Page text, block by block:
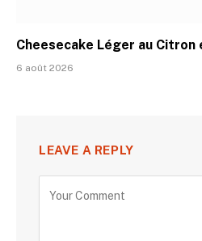
Cheesecake Léger au Citron
6 août 2026
LEAVE A REPLY